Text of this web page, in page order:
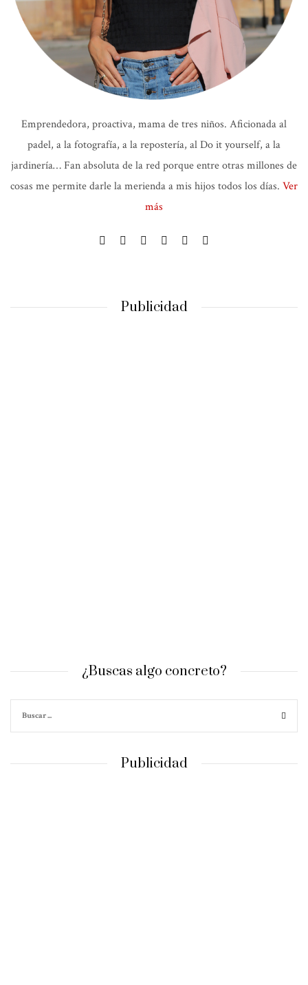
Emprendedora, proactiva, mama de tres niños. Aficionada al
padel, a la fotografía, a la repostería, al Do it yourself, a la
jardinería… Fan absoluta de la red porque entre otras millones de
cosas me permite darle la merienda a mis hijos todos los días. Ver
más
Publicidad
¿Buscas algo concreto?
Publicidad